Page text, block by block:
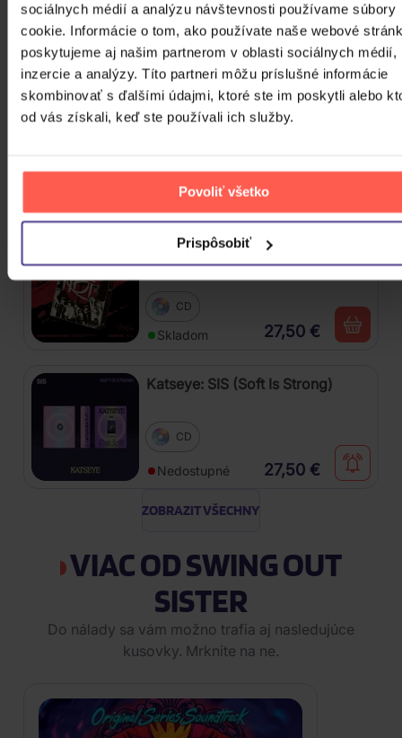
sociálnych médií a analýzu návštevnosti používame súbory
cookie. Informácie o tom, ako používate naše webové
poskytujeme aj našim partnerom v oblasti sociálnych médií,
inzercie a analýzy. Títo partneri môžu príslušné informácie
skombinovať s ďalšími údajmi, ktoré ste im poskytli alebo
od vás získali, keď ste používali ich služby.
Povoliť všetko
Prispôsobiť
3CD
Skladom 16,90 €
Katseye: Beautiful Chaos
Skladom 27,50 €
Stray Kids: SKZHOP HIPTAPE(合
Hop) (SKZHOP Version)
CD
Skladom 27,50 €
Katseye: SIS (Soft Is Strong)
CD
Nedostupné 27,50 €
ZOBRAZIT VŠECHNY
VIAC OD SWING OUT
SISTER
Do nálady sa vám možno trafia aj nasledujúce
kusovky. Mrknite na ne.